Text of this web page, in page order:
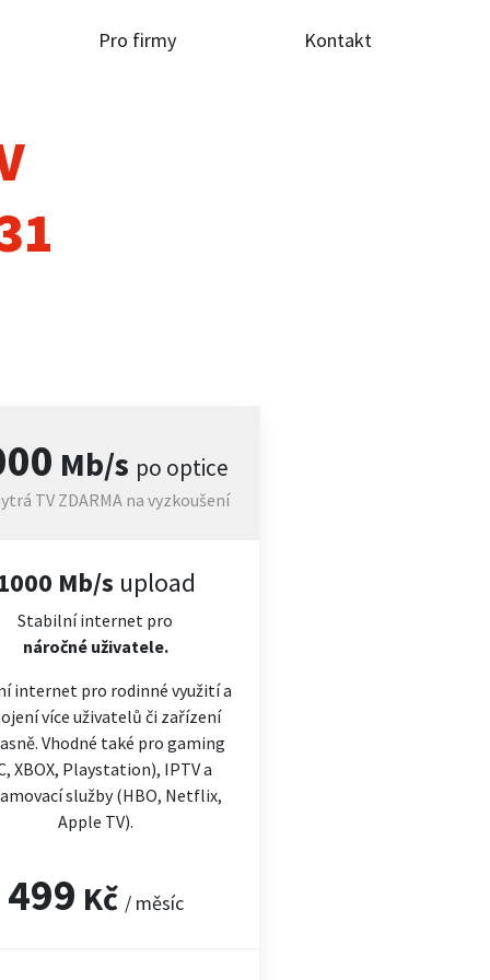
Pro firmy Kontakt
Mb/s po optice
TV ZDARMA na vyzkoušení
Mb/s upload
Stabilní internet pro
náročnéuživatele.
internet pro rodinné využití a
více uživatelů či zařízení
Vhodné také pro gaming
XBOX, Playstation), IPTV a
služby (HBO, Netflix,
Apple TV).
499 Kč / měsíc